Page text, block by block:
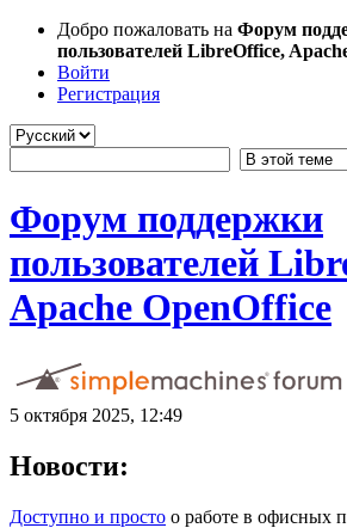
Добро пожаловать на Форум
пользователей LibreOffice,
Войти
Регистрация
Форум поддержки
пользователей
Apache OpenOffice
5 октября 2025, 12:49
Новости:
Доступно и просто о работе в офисных